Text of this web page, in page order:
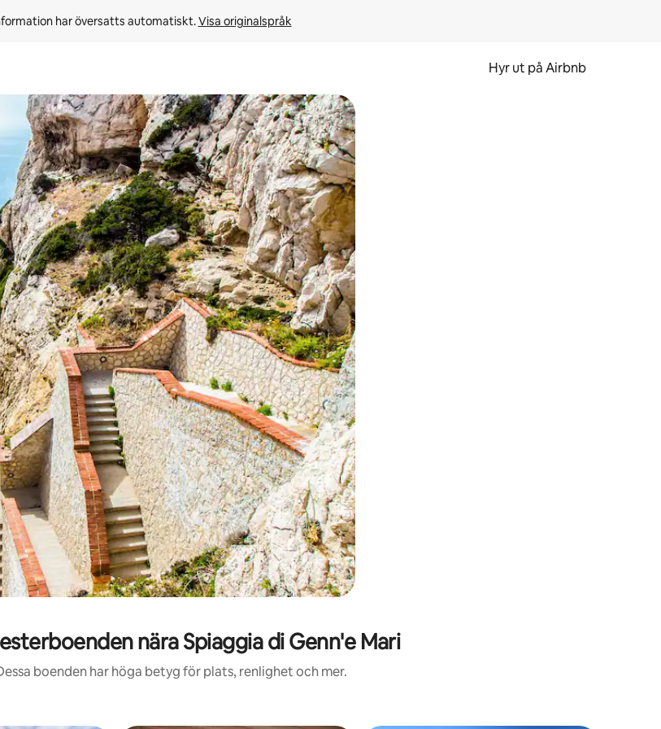
har översatts automatiskt. Visa originalspråk
Hyr ut på Airbnb
eller utforska genom att trycka eller svepa.
nära Spiaggia di Genn'e Mari
boenden har höga betyg för plats, renlighet och mer.